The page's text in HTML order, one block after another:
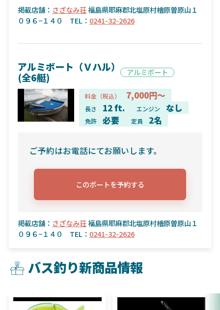
掲載店舗： さざなみ荘福島県耶麻郡北塩原村檜原曽原山１
０９６−１４０ TEL： 0241-32-2626
アルミボート（Ｖハル）
(全6艇) アルミボート
料金（税込） 7,000円～
長さ 12 ft. エンジン なし
免許 必要 定員 2名
ご予約はお電話にてお願いします。
このボートを予約する
掲載店舗： さざなみ荘福島県耶麻郡北塩原村檜原曽原山１
０９６−１４０ TEL： 0241-32-2626
バス釣り新商品情報